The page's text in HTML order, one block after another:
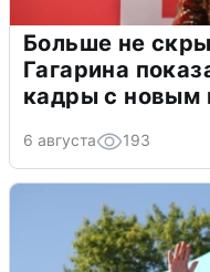
Больше не
Гагарина
кадры с новым
6 августа 193